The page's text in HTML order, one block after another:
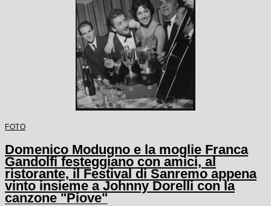
FOTO
Domenico Modugno e la moglie Franca
Gandolfi festeggiano con amici, al
ristorante, il Festival di Sanremo appena
vinto insieme a Johnny Dorelli con la
canzone "Piove"